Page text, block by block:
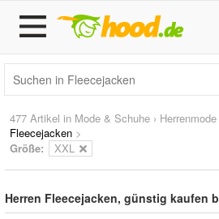
477 Artikel in Mode & Schuhe › Herrenmode
Fleecejacken >
Größe:
XXL
Herren Fleecejacken, günstig kaufen